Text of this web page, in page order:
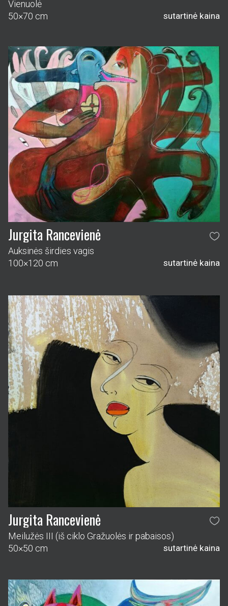
Vienuolė
50×70 cm
sutartinė kaina
Jurgita Rancevienė
Auksinės širdies vagis
100×120 cm
sutartinė kaina
Jurgita Rancevienė
Meilužės III (iš ciklo Gražuolės ir pabaisos)
50×50 cm
sutartinė kaina